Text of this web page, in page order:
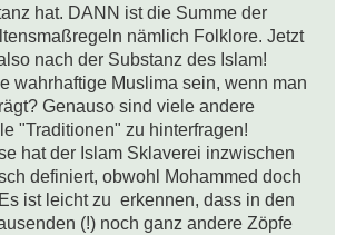
hat. DANN ist die Summe der
nämlich Folklore. Jetzt
nach der Substanz des Islam!
wahrhaftige Muslima sein, wenn man
Genauso sind viele andere
"Traditionen" zu hinterfragen!
hat der Islam Sklaverei inzwischen
definiert, obwohl Mohammed doch
ist leicht zu  erkennen, dass in den
(!) noch ganz andere Zöpfe